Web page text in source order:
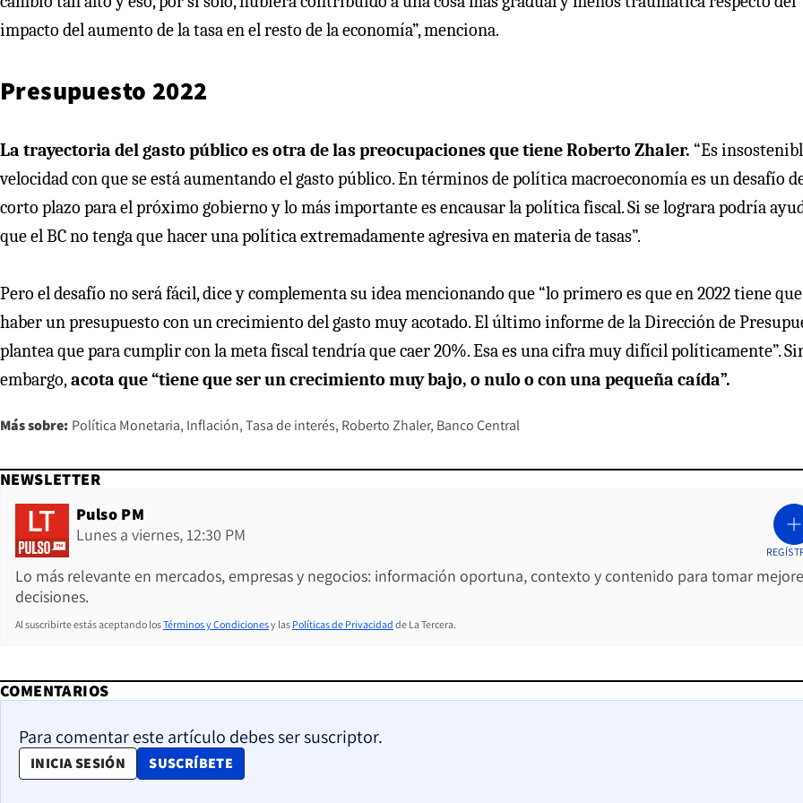
impacto del aumento de la tasa en el resto de la economía”, menciona.
Presupuesto 2022
La trayectoria del gasto público es otra de las preocupaciones que tiene Roberto Zhaler. “Es
velocidad con que se está aumentando el gasto público. En términos de política macroeconomía es un desafío
corto plazo para el próximo gobierno y lo más importante es encausar la política fiscal. Si se lograra podría
que el BC no tenga que hacer una política extremadamente agresiva en materia de tasas”.
Pero el desafío no será fácil, dice y complementa su idea mencionando que “lo primero es que en 2022 tiene que
haber un presupuesto con un crecimiento del gasto muy acotado. El último informe de la Dirección de
plantea que para cumplir con la meta fiscal tendría que caer 20%. Esa es una cifra muy difícil políticamente”.
embargo,acota que “tiene que ser un crecimiento muy bajo, o nulo o con una pequeña caída”.
Más sobre: Política Monetaria Inflación Tasa de interés Roberto Zhaler Banco Central
NEWSLETTER
Pulso PM
Lunes a viernes, 12:30 PM
Lo más relevante en mercados, empresas y negocios: información oportuna, contexto y contenido para tomar
decisiones.
Al suscribirte estás aceptando losTérminos y Condicionesy las Políticas de Privacidad de La Tercera.
COMENTARIOS
Para comentar este artículo debes ser suscriptor.
INICIA SESIÓN SUSCRÍBETE
OPENS IN NEW WINDOW